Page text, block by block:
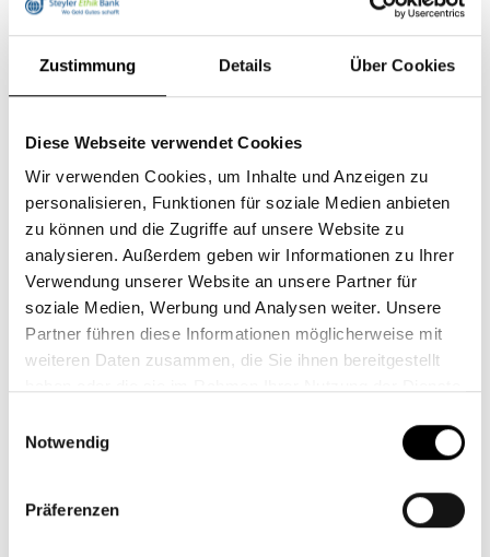
Zustimmung Details Über Cookies
Diese Webseite verwendet Cookies
Wir verwenden Cookies, um Inhalte und Anzeigen zu
personalisieren, Funktionen für soziale Medien anbieten
zu können und die Zugriffe auf unsere Website zu
analysieren. Außerdem geben wir Informationen zu Ihrer
Verwendung unserer Website an unsere Partner für
soziale Medien, Werbung und Analysen weiter. Unsere
Partner führen diese Informationen möglicherweise mit
weiteren Daten zusammen, die Sie ihnen bereitgestellt
Notwendig
Präferenzen
noch detailverliebter ist, kann darüber hinaus die
Stimmberichte pro Unternehmen sowie vieles mehr
in Erfahrung bringen. Das fundierte und sehr
ausführliche Dokument richtet sich an Experten, ist
Laien.
Hier können Sie die Berichte herunterladen:
Steyler Fair Invest - Equities:Bericht
über die Stimmrechtsausübung
Steyler Fair Invest - Balanced:
Bericht über die
Stimmrechtsausübung
Über Ethos
Die Ethos Stiftung, ein Zusammenschluss von mehr
250 schweizerischen Pensionskassen, bietet über